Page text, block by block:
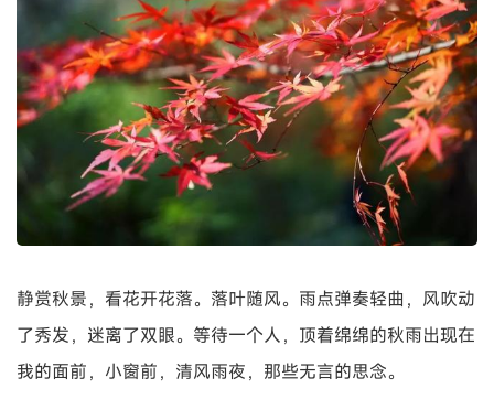
静赏秋景，看花开花落。落叶随风。雨点弹奏轻曲，风吹动
了秀发，迷离了双眼。等待一个人，顶着绵绵的秋雨出现在
我的面前，小窗前，清风雨夜，那些无言的思念。